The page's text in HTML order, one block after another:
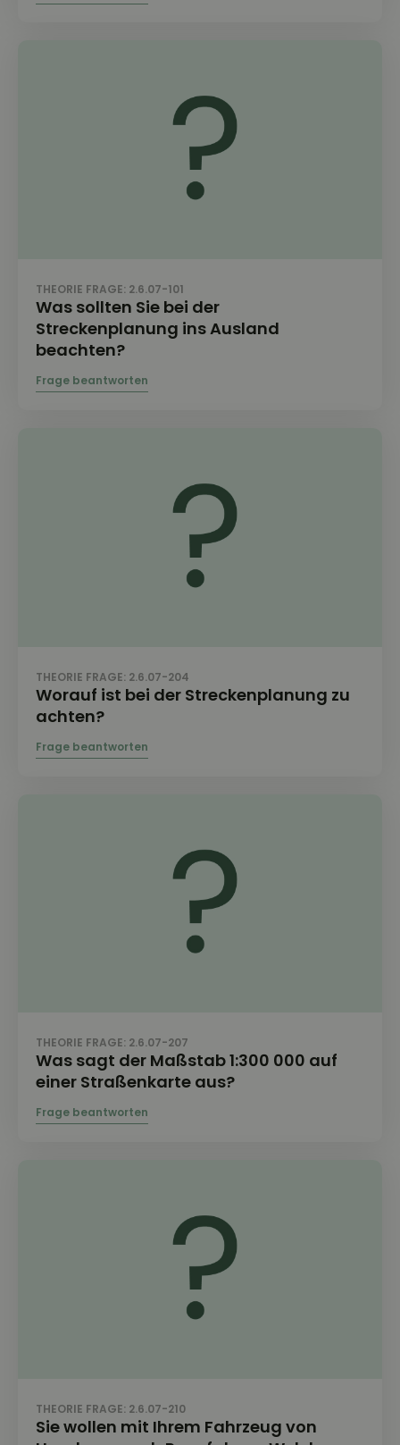
THEORIE FRAGE: 2.6.07-101
Was sollten Sie bei der
Streckenplanung ins Ausland
beachten?
THEORIE FRAGE: 2.6.07-204
Worauf ist bei der Streckenplanung zu
achten?
THEORIE FRAGE: 2.6.07-207
Was sagt der Maßstab 1:300 000 auf
einer Straßenkarte aus?
THEORIE FRAGE: 2.6.07-210
Sie wollen mit Ihrem Fahrzeug von